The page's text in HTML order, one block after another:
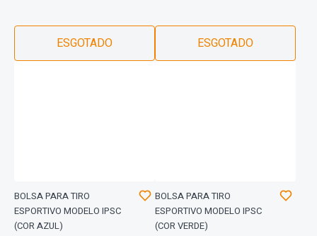
ESGOTADO ESGOTADO
BOLSA PARA TIRO
ESPORTIVO MODELO IPSC
(COR AZUL)
BOLSA PARA TIRO
ESPORTIVO MODELO IPSC
(COR VERDE)